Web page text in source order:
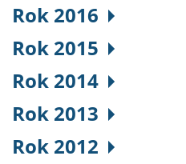
Rok 2016
Rok 2015
Rok 2014
Rok 2013
Rok 2012